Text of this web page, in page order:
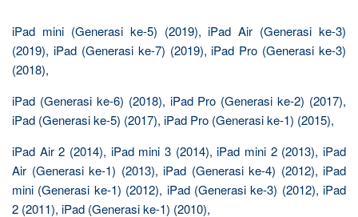
iPad mini (Generasi ke-5) (2019), iPad Air (Generasi ke-3)
(2019), iPad (Generasi ke-7) (2019), iPad Pro (Generasi ke-3)
(2018),
iPad (Generasi ke-6) (2018), iPad Pro (Generasi ke-2) (2017),
iPad (Generasi ke-5) (2017), iPad Pro (Generasi ke-1) (2015),
iPad Air 2 (2014), iPad mini 3 (2014), iPad mini 2 (2013), iPad
Air (Generasi ke-1) (2013), iPad (Generasi ke-4) (2012), iPad
mini (Generasi ke-1) (2012), iPad (Generasi ke-3) (2012), iPad
2 (2011), iPad (Generasi ke-1) (2010),